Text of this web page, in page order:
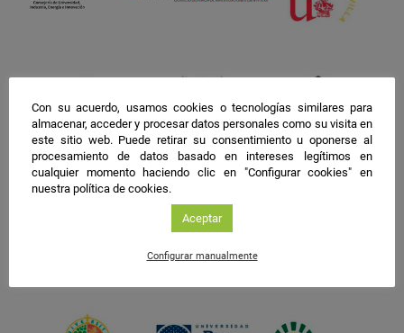
Con su acuerdo, usamos cookies o tecnologías similares para
almacenar, acceder y procesar datos personales como su visita en
este sitio web. Puede retirar su consentimiento u oponerse al
procesamiento de datos basado en intereses legítimos en
cualquier momento haciendo clic en "Configurar cookies" en
nuestra política de cookies.
Aceptar
Configurar manualmente